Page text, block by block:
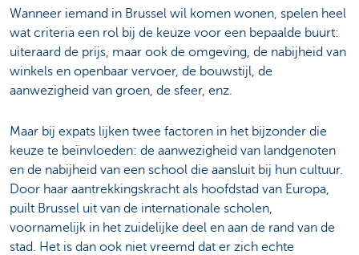
Wanneer iemand in Brussel wil komen wonen, spelen heel
wat criteria een rol bij de keuze voor een bepaalde buurt:
uiteraard de prijs, maar ook de omgeving, de nabijheid van
winkels en openbaar vervoer, de bouwstijl, de
aanwezigheid van groen, de sfeer, enz.
Maar bij expats lijken twee factoren in het bijzonder die
keuze te beïnvloeden: de aanwezigheid van landgenoten
en de nabijheid van een school die aansluit bij hun cultuur.
Door haar aantrekkingskracht als hoofdstad van Europa,
puilt Brussel uit van de internationale scholen,
voornamelijk in het zuidelijke deel en aan de rand van de
stad. Het is dan ook niet vreemd dat er zich echte